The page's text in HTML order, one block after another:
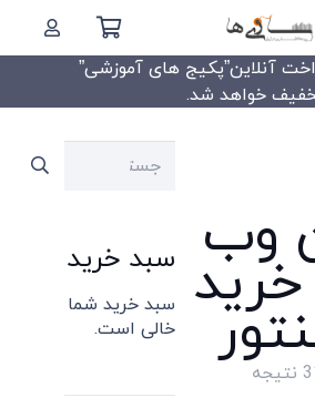
آنلاین”پکیج های آموزشی”
وب
جستجو
سبد خرید
سبد خرید شما
خالی است.